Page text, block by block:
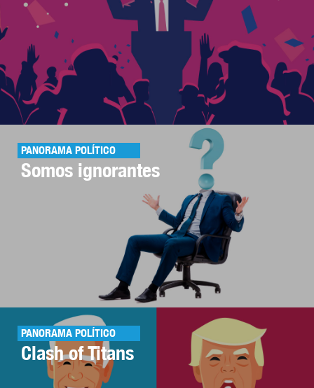
PANORAMA POLÍTICO
Somos ignorantes
PANORAMA POLÍTICO
Clash of Titans